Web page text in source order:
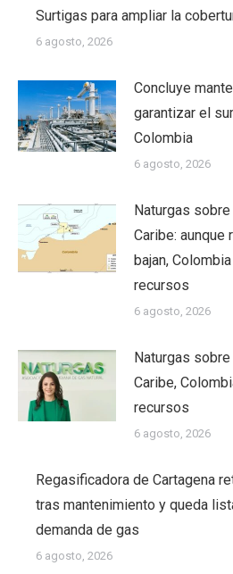
Surtigas para ampliar la
6 agosto, 2026
Concluye
garantizar el
Colombia
6 agosto, 2026
Naturgas
Caribe: aunque
bajan,
recursos
6 agosto, 2026
Naturgas
Caribe,
recursos
6 agosto, 2026
Regasificadora de Cartagena
tras mantenimiento y queda
demanda de gas
6 agosto, 2026